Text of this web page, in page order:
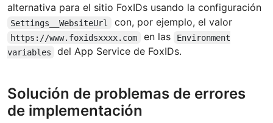
alternativa para el sitio FoxIDs usando la configuración
Settings__WebsiteUrl con, por ejemplo, el valor
https://www.foxidsxxxx.com en las
Environment
variables
del App Service de FoxIDs.
Solución de problemas de errores
de implementación